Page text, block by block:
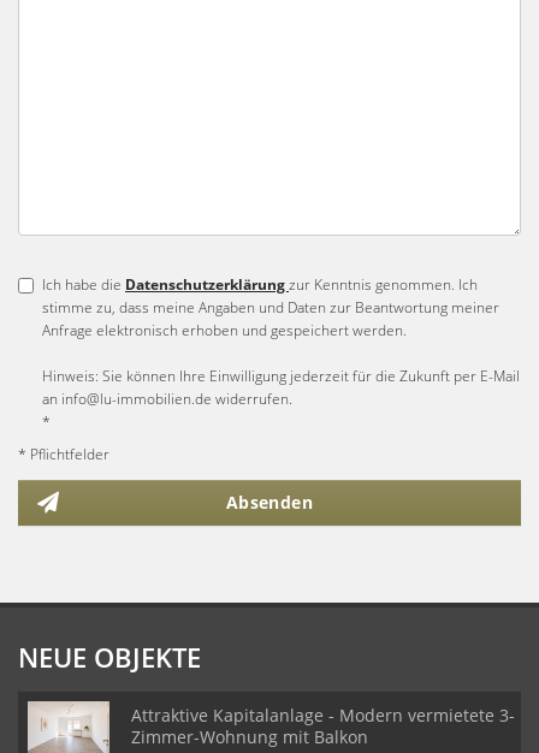
Ich habe die Datenschutzerklärungzur Kenntnis genommen. Ich
stimme zu, dass meine Angaben und Daten zur Beantwortung meiner
Anfrage elektronisch erhoben und gespeichert werden.
Hinweis: Sie können Ihre Einwilligung jederzeit für die Zukunft per E-Mail
an info@lu-immobilien.de widerrufen.
*
* Pflichtfelder
Absenden
NEUE OBJEKTE
Attraktive Kapitalanlage - Modern vermietete 3-
Zimmer-Wohnung mit Balkon